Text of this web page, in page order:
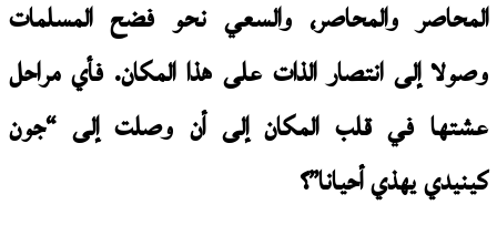
المحاصر والمحاصر، والسعي نحو فضح المسلمات
وصولا إلى انتصار الذات على هذا المكان. فأي مراحل
عشتها في قلب المكان إلى أن وصلت إلى “جون
كينيدي يهذي أحيانا”؟